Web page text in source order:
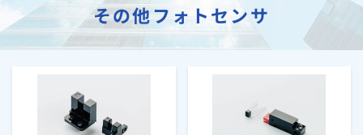
その他フォトセンサ